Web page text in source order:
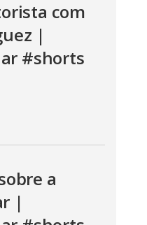
com
|
#shorts
a
|